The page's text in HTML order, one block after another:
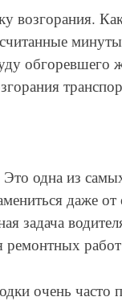
возгорания.
обгоревшего
одна из
даже
задача
ремонтных
очень часто